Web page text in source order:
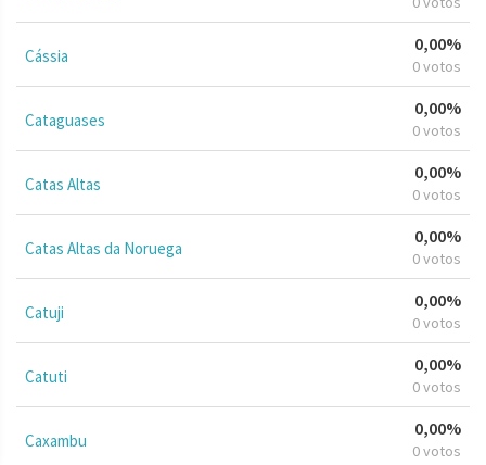
Cássia
0,00%
0 votos
Cataguases
0,00%
0 votos
Catas Altas
0,00%
0 votos
Catas Altas da Noruega
0,00%
0 votos
Catuji
0,00%
0 votos
Catuti
0,00%
0 votos
Caxambu
0,00%
0 votos